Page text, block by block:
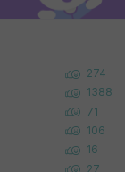
274
1388
71
106
16
27